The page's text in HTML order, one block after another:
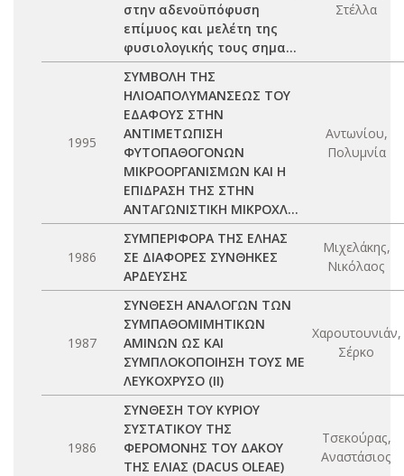
στην αδενοϋπόφυση
επίμυος και μελέτη της
φυσιολογικής τους σημα...
Στέλλα
1995
ΣΥΜΒΟΛΗ ΤΗΣ
ΗΛΙΟΑΠΟΛΥΜΑΝΣΕΩΣ ΤΟΥ
ΕΔΑΦΟΥΣ ΣΤΗΝ
ΑΝΤΙΜΕΤΩΠΙΣΗ
ΦΥΤΟΠΑΘΟΓΟΝΩΝ
ΜΙΚΡΟΟΡΓΑΝΙΣΜΩΝ ΚΑΙ Η
ΕΠΙΔΡΑΣΗ ΤΗΣ ΣΤΗΝ
ΑΝΤΑΓΩΝΙΣΤΙΚΗ ΜΙΚΡΟΧΛ...
Αντωνίου,
Πολυμνία
1986
ΣΥΜΠΕΡΙΦΟΡΑ ΤΗΣ ΕΛΗΑΣ
ΣΕ ΔΙΑΦΟΡΕΣ ΣΥΝΘΗΚΕΣ
ΑΡΔΕΥΣΗΣ
Μιχελάκης,
Νικόλαος
1987
ΣΥΝΘΕΣΗ ΑΝΑΛΟΓΩΝ ΤΩΝ
ΣΥΜΠΑΘΟΜΙΜΗΤΙΚΩΝ
ΑΜΙΝΩΝ ΩΣ ΚΑΙ
ΣΥΜΠΛΟΚΟΠΟΙΗΣΗ ΤΟΥΣ ΜΕ
ΛΕΥΚΟΧΡΥΣΟ (ΙΙ)
Χαρουτουνιάν,
Σέρκο
1986
ΣΥΝΘΕΣΗ ΤΟΥ ΚΥΡΙΟΥ
ΣΥΣΤΑΤΙΚΟΥ ΤΗΣ
ΦΕΡΟΜΟΝΗΣ ΤΟΥ ΔΑΚΟΥ
ΤΗΣ ΕΛΙΑΣ (DACUS OLEAE)
Τσεκούρας,
Αναστάσιος